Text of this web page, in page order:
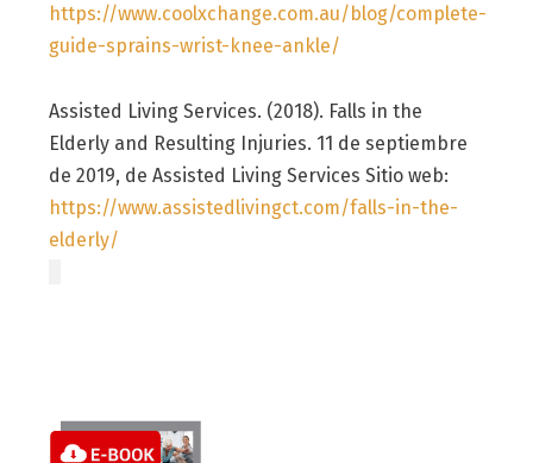
https://www.coolxchange.com.au/blog/complete-
guide-sprains-wrist-knee-ankle/
Assisted Living Services. (2018). Falls in the
Elderly and Resulting Injuries. 11 de septiembre
de 2019, de Assisted Living Services Sitio web:
https://www.assistedlivingct.com/falls-in-the-
elderly/